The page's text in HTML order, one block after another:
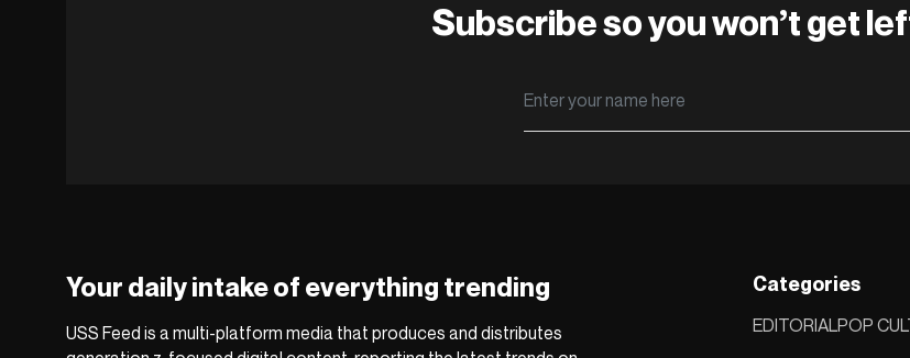
Subscribe so you won’t get
Your daily intake of everything trending
USS Feed is a multi-platform media that produces and distributes
Categories
EDITORIALPOP